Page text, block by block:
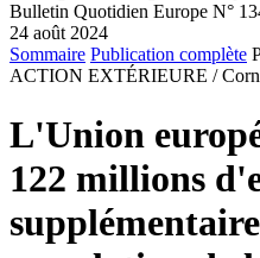
Bulletin Quotidien Europe N°
24 août 2024
Sommaire Publication complète
ACTION EXTÉRIEURE /
L'Union
122 millions